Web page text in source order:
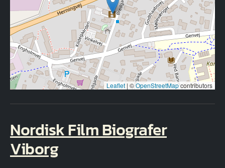
Leaflet | ©OpenStreetMapcontributors
Nordisk Film Biografer
Viborg